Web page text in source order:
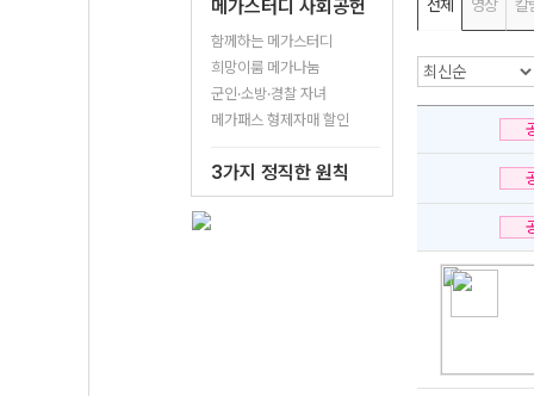
메가스터디 사회공헌
함께하는 메가스터디
희망이룸 메가나눔
군인·소방·경찰 자녀
메가패스 형제자매 할인
3가지 정직한 원칙
전체 영상 칼